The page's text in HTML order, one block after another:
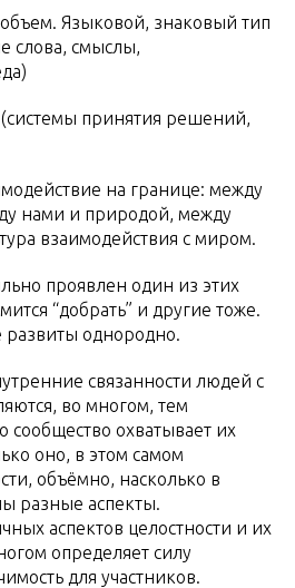
Языковой, знаковый тип
слова, смыслы,
принятия решений,
на границе: между
нами и природой, между
взаимодействия с миром.
проявлен один из этих
“добрать” и другие тоже.
развиты однородно.
связанности людей с
во многом, тем
сообщество охватывает их
оно, в этом самом
объёмно, насколько в
разные аспекты.
аспектов целостности и их
определяет силу
для участников.